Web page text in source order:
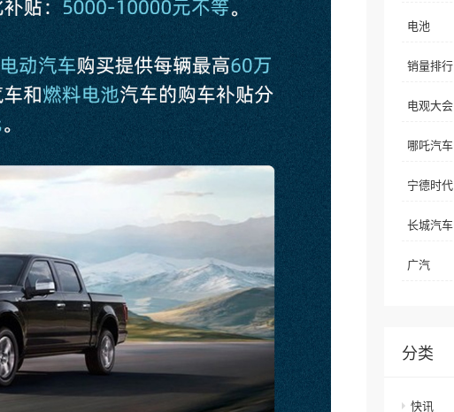
电池
销量排行
电观大会
哪吒汽车
宁德时代
长城汽车
广汽
分类
快讯